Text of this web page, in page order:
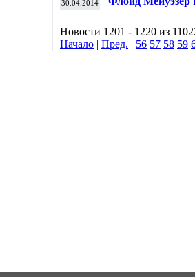
30.04.2014
Новости 1201 - 1220 из
Начало | Пред. | 56 57 58 59